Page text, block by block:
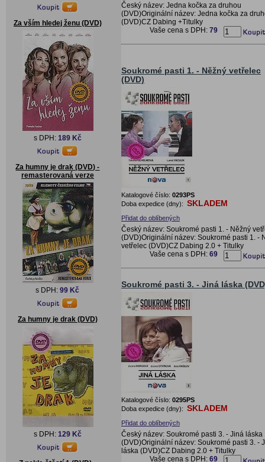
Za vším hledej ženu (DVD)
s DPH: 189 Kč
Za humny je drak (DVD) -
remasterovaná verze
s DPH:99 Kč
Za humny je drak (DVD)
s DPH: 129 Kč
Český název: Jedna kočka za druhou
(DVD)Originální název: Jedna kočka za
(DVD)CZ Dabing +Titulky
Vaše cena s DPH: 79
Soukromé pasti 1. - Něžný vetřelec
(DVD)
Katalogové číslo: 0293PS
Doba expedice (dny): SKLADEM
Přidat do oblíbených
Český název: Soukromé pasti 1. - Něžný
(DVD)Originální název: Soukromé pasti 1. -
vetřelec (DVD)CZ Dabing 2.0 + Titulky
Vaše cena s DPH: 69
Soukromé pasti 3. - Jiná láska
Katalogové číslo: 0295PS
Doba expedice (dny): SKLADEM
Přidat do oblíbených
Český název: Soukromé pasti 3. - Jiná láska
(DVD)Originální název: Soukromé pasti 3. -
láska (DVD)CZ Dabing 2.0 + Titulky
Vaše cena s DPH: 69